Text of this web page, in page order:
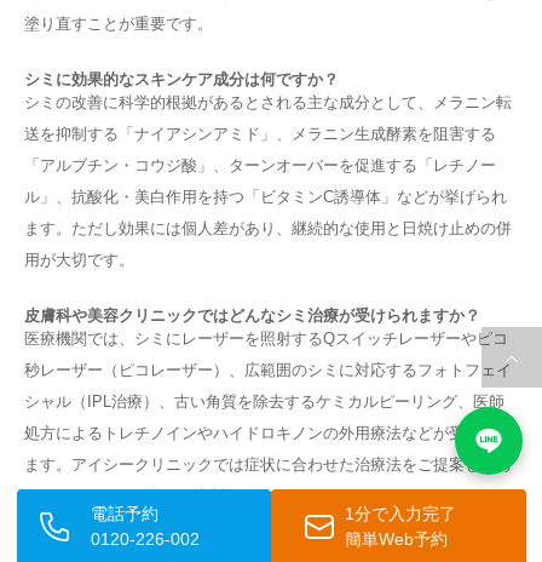
塗り直すことが重要です。
シミに効果的なスキンケア成分は何ですか？
シミの改善に科学的根拠があるとされる主な成分として、メラニン転
送を抑制する「ナイアシンアミド」、メラニン生成酵素を阻害する
「アルブチン・コウジ酸」、ターンオーバーを促進する「レチノー
ル」、抗酸化・美白作用を持つ「ビタミンC誘導体」などが挙げられ
ます。ただし効果には個人差があり、継続的な使用と日焼け止めの併
用が大切です。
皮膚科や美容クリニックではどんなシミ治療が受けられますか？
医療機関では、シミにレーザーを照射するQスイッチレーザーやピコ
秒レーザー（ピコレーザー）、広範囲のシミに対応するフォトフェイ
シャル（IPL治療）、古い角質を除去するケミカルピーリング、医師
処方によるトレチノインやハイドロキノンの外用療法などが受けられ
ます。アイシークリニックでは症状に合わせた治療法をご提案してお
りますので、お気軽にご相談ください。
かさかさしたシミが長期間消えない場合、放置しても大丈夫ですか？
電話予約
0120-226-002
1分で入力完了
簡単Web予約